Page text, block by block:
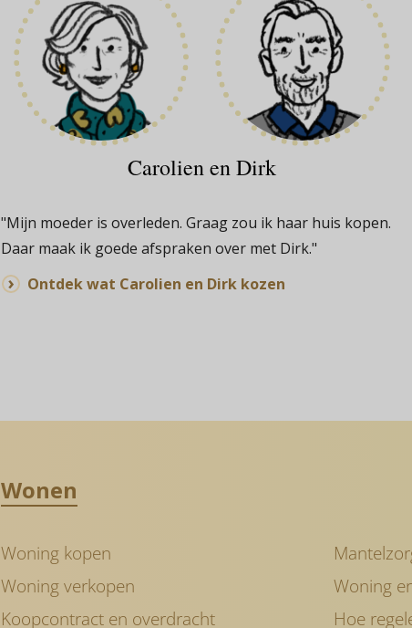
Carolien en Dirk
"Mijn moeder is overleden. Graag zou ik haar huis kopen.
Daar maak ik goede afspraken over met Dirk."
Ontdek wat Carolien en Dirk kozen
Wonen
Woning kopen
Woning verkopen
Koopcontract en overdracht
Woning
Hoe